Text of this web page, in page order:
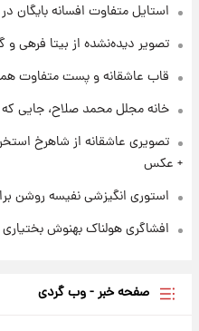
تصاویر
استایل متفاوت افسانه بایگان در ۶۴ سالگی + عکس
تصویر دیده‌نشده از بیتا
قاب عاشقانه و پست متفاوت
خانه مجلل محمد صلاح، جایی که
تصویری عاشقانه از شاهرخ
+ عکس
استوری انگیزشی نفیسه روشن
افشاگری هولناک بهنوش
صفحه خبر - وب گردی